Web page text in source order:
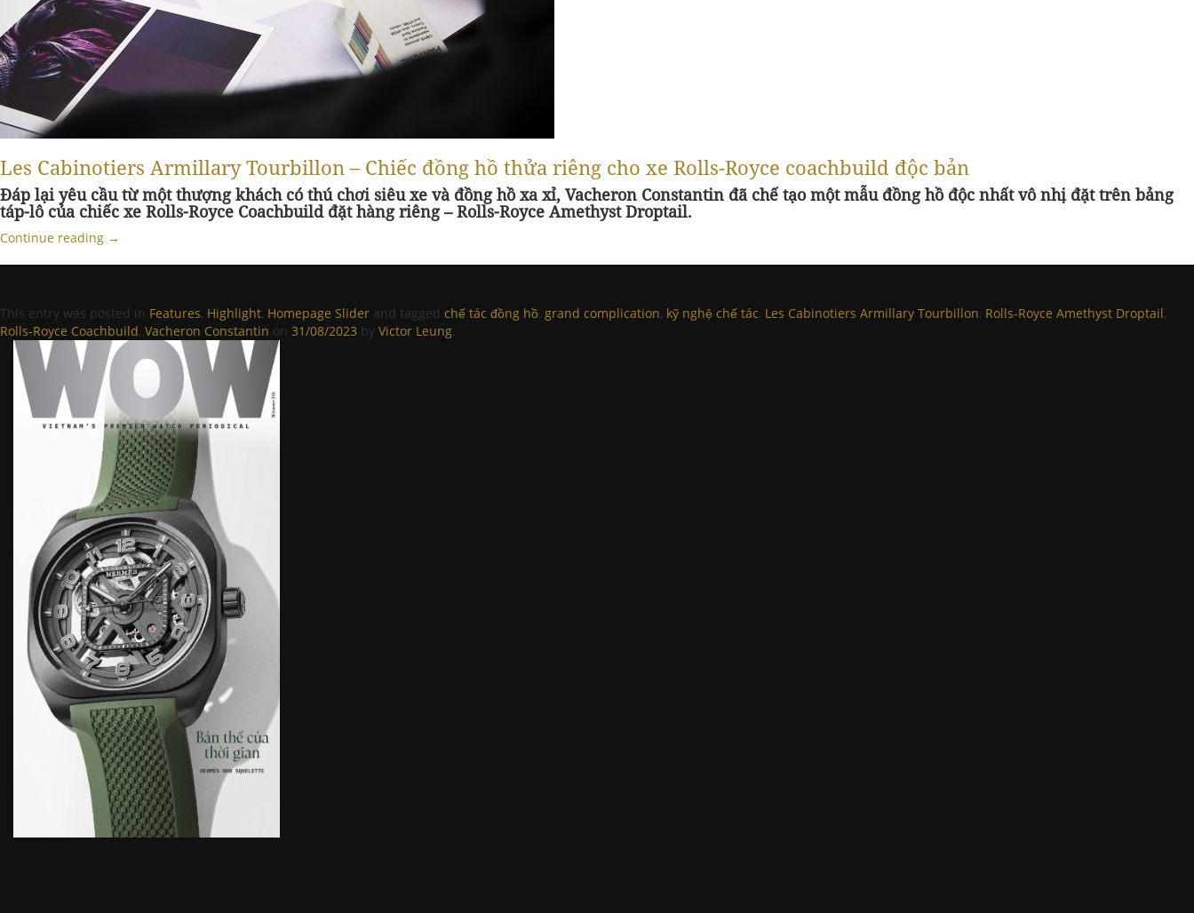
Les Cabinotiers Armillary Tourbillon – Chiếc đồng hồ thửa riêng cho xe Rolls-Royce coachbuild độc bản
Đáp lại yêu cầu từ một thượng khách có thú chơi siêu xe và đồng hồ xa xỉ, Vacheron Constantin đã chế tạo một mẫu đồng hồ độc nhất vô nhị đặt trên bảng
táp-lô của chiếc xe Rolls-Royce Coachbuild đặt hàng riêng – Rolls-Royce Amethyst Droptail.
Continue reading →
This entry was posted in Features, Highlight, Homepage Slider and tagged chế tác đồng hồ, grand complication, kỹ nghệ chế tác, Les Cabinotiers Armillary Tourbillon, Rolls-Royce Amethyst Droptail,
Rolls-Royce Coachbuild, Vacheron Constantin on 31/08/2023 by Victor Leung.